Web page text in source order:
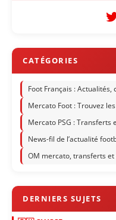
Foot Français :
Mercato Foot : Trouvez
Mercato PSG : Transferts
News-fil de l’actualité
OM mercato, transferts